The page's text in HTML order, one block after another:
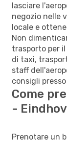
lasciare
negozio nelle
locale e
Non
trasporto per
di taxi,
staff
consigli
Come
-
Prenotare un